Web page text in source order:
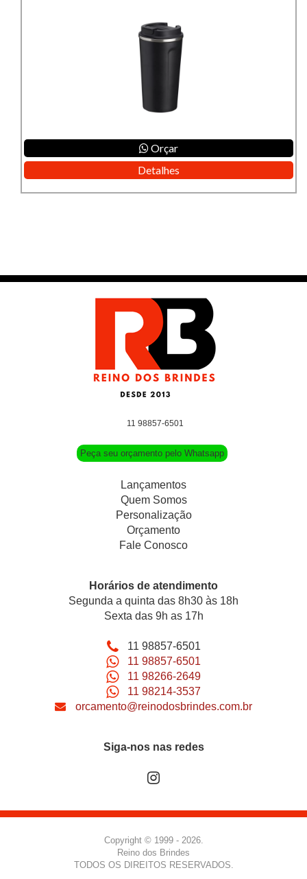
Orçar
Detalhes
11 98857-6501
Peça seu orçamento pelo Whatsapp
Lançamentos
Quem Somos
Personalização
Orçamento
Fale Conosco
Horários de atendimento
Segunda a quinta das 8h30 às 18h
Sexta das 9h as 17h
11 98857-6501
11 98857-6501
11 98266-2649
11 98214-3537
orcamento@reinodosbrindes.com.br
Siga-nos nas redes
Copyright © 1999 - 2026.
Reino dos Brindes
TODOS OS DIREITOS RESERVADOS.